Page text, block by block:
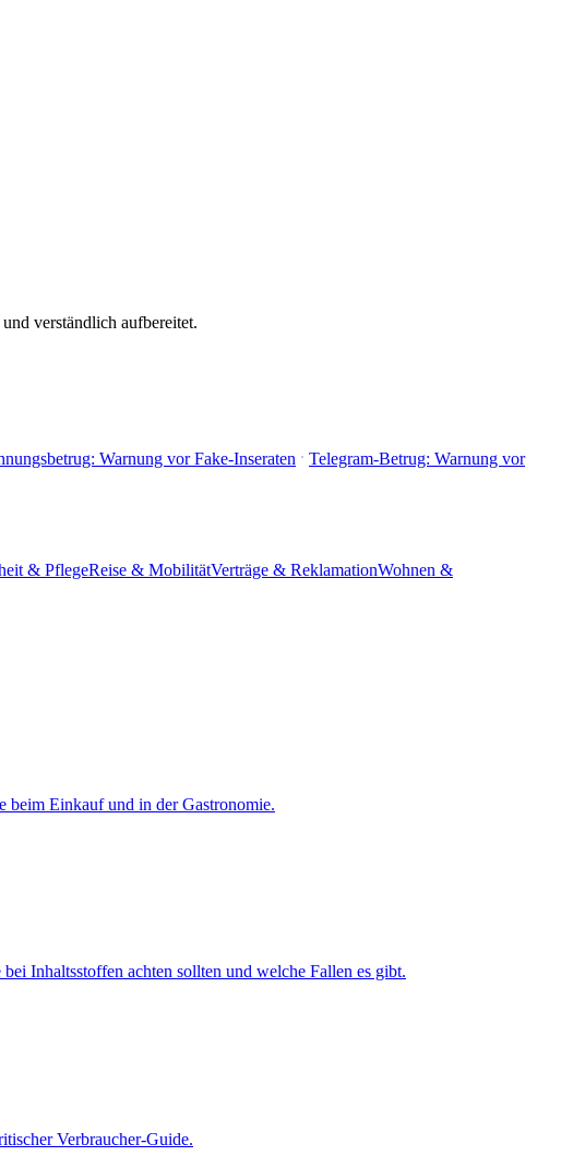
verständlich aufbereitet.
Warnung vor Fake-Inseraten
Telegram-Betrug: Warnung vor
& PflegeReise & MobilitätVerträge & ReklamationWohnen &
beim Einkauf und in der Gastronomie.
Inhaltsstoffen achten sollten und welche Fallen es gibt.
Verbraucher-Guide.